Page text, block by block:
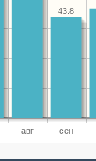
авг сен
43.8